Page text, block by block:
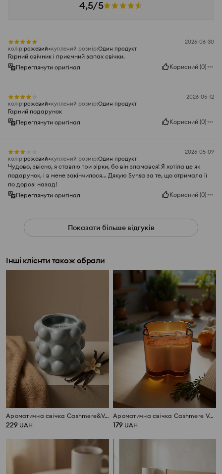
4,5/5
2026-06-30
колір:рожевий куплений розмір:Один продукт
Гарний свічник і приємний запах свічки.
Переглянути оригінал
Корисний (0)
2026-05-12
колір:рожевий куплений розмір:Один продукт
Гарний подарунок
Переглянути оригінал
Корисний (0)
2026-05-09
колір:рожевий куплений розмір:Один продукт
Чудово, звісно, я ставлю три зірки, бо він зламався! Я хотіла це як
подарунок, і в мене закінчилося... Дякую Synsa за те, що отримала її
по дорозі назад!
Переглянути оригінал
Корисний (0)
Показати більше відгуків
Інші клієнти також обрали
Ароматична свічка Cashmere&Vanilla
229 UAH
Ароматична свічка Cashmere Vanilla
179 UAH